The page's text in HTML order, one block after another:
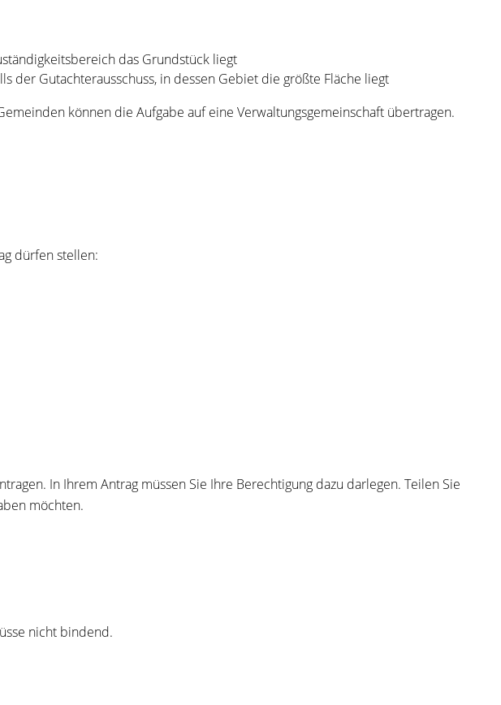
das Grundstück liegt
Gutachterausschuss, in dessen Gebiet die größte Fläche liegt
können die Aufgabe auf eine Verwaltungsgemeinschaft übertragen.
dürfen stellen:
In Ihrem Antrag müssen Sie Ihre Berechtigung dazu darlegen. Teilen Sie
möchten.
nicht bindend.